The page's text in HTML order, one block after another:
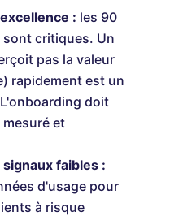
: les 90
critiques. Un
pas la valeur
rapidement est un
doit
et
faibles :
d'usage pour
à risque